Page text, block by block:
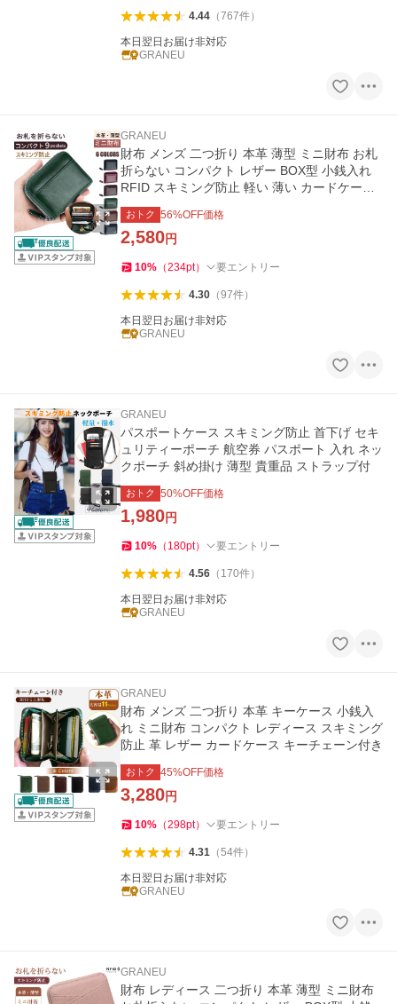
4.44（767件）
本日翌日お届け非対応
GRANEU
GRANEU
財布 メンズ 二つ折り 本革 薄型 ミニ財布 お札
折らない コンパクト レザー BOX型 小銭入れ
RFID スキミング防止 軽い 薄い カードケース
革
おトク 56%OFF価格
2,580円
10% （234pt） 要エントリー
4.30（97件）
本日翌日お届け非対応
GRANEU
GRANEU
パスポートケース スキミング防止 首下げ セキ
ュリティーポーチ 航空券 パスポート 入れ ネッ
クポーチ 斜め掛け 薄型 貴重品 ストラップ付
おトク 50%OFF価格
1,980円
10% （ 180pt） 要エントリー
4.56（ 170件）
本日翌日お届け非対応
GRANEU
GRANEU
財布 メンズ 二つ折り 本革 キーケース 小銭入
れ ミニ財布 コンパクト レディース スキミング
防止 革 レザー カードケース キーチェーン付き
おトク 45%OFF価格
3,280円
10% （298pt） 要エントリー
4.31（54件）
本日翌日お届け非対応
GRANEU
GRANEU
財布 レディース 二つ折り 本革 薄型 ミニ財布